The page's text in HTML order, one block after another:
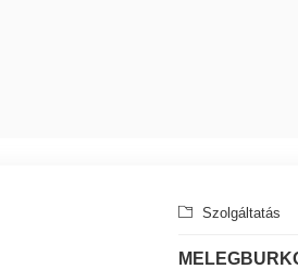
Szolgáltatás